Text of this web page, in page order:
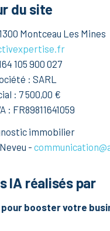
du site
Montceau Les Mines
105 900 027
: SARL
: 7 500,00 €
: FR89811641059
immobilier
-
IA réalisés par
booster votre